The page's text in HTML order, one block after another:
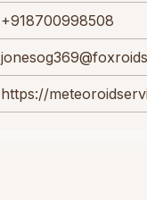
+918700998508
https://